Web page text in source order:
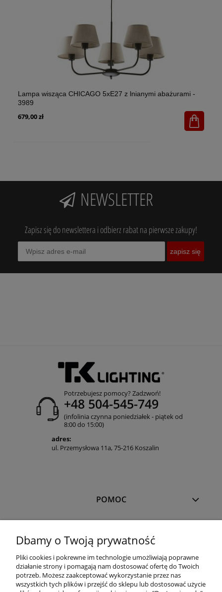
Lampa wisząca CHICAGO 5xE27 z lnianymi abażurami -
3989
679,00 zł
NEWSLETTER
Zapisz się do newslettera i odbierz rabat na pierwsze zakupy!
zapisz się
Potrzebujesz pomocy? Zadzwoń!
+48 504-545-749
(infolinia czynna poniedziałek - piątek od
8:00 do 15:00)
adres:
ul. Przemysłowa 11a, 75-216 Koszalin
POMOC
PŁATNOŚCI I DOSTAWA
Dbamy o Twoją prywatność
Pliki cookies i pokrewne im technologie umożliwiają poprawne
działanie strony i pomagają nam dostosować ofertę do Twoich
potrzeb. Możesz zaakceptować wykorzystanie przez nas
wszystkich tych plików i przejść do sklepu lub dostosować użycie